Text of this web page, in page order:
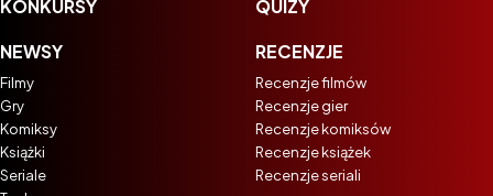
KONKURSY
NEWSY
Filmy
Gry
Komiksy
Książki
Seriale
QUIZY
RECENZJE
Recenzje filmów
Recenzje gier
Recenzje komiksów
Recenzje książek
Recenzje seriali